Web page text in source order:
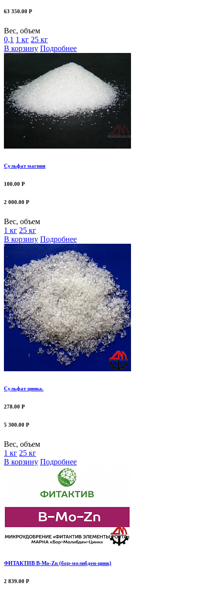
63 350.00 Р
Вес, объем
0,1 1 кг 25 кг
В корзину Подробнее
Сульфат магния
100.00 Р
2 000.00 Р
Вес, объем
1 кг 25 кг
В корзину Подробнее
Сульфат цинка.
278.00 Р
5 300.00 Р
Вес, объем
1 кг 25 кг
В корзину Подробнее
ФИТАКТИВ В-Мо-Zn (бор-молибден-цинк)
2 839.00 Р